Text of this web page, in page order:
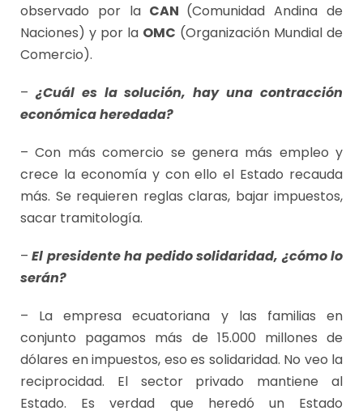
observado por laCAN (Comunidad Andina de
Naciones) y por la OMC (Organización Mundial de
Comercio).
–¿Cuál es la solución, hay una contracción
económica heredada?
– Con más comercio se genera más empleo y
crece la economía y con ello el Estado recauda
más. Se requieren reglas claras, bajar impuestos,
sacar tramitología.
– El presidente ha pedido solidaridad, ¿cómo lo
serán?
– La empresa ecuatoriana y las familias en
conjunto pagamos más de 15.000 millones de
dólares en impuestos, eso es solidaridad. No veo la
reciprocidad. El sector privado mantiene al
Estado. Es verdad que heredó un Estado